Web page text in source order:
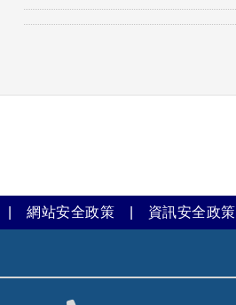
|網站安全政策 資訊安全政策